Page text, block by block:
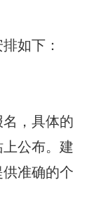
如下：
，具体的
公布。建
准确的个